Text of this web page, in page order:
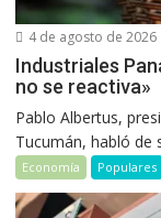
4 de agosto de 2026
Industriales
no se reactiva»
Pablo Albertus,
Tucumán, habló de
Economía Populares